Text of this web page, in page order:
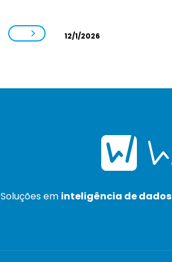
12/1/2026
Soluções em inteligência de dados